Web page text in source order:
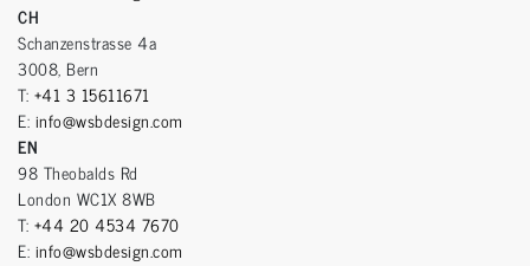
CH
Schanzenstrasse 4a
3008, Bern
T: +41 3 15611671
E: info@wsbdesign.com
EN
98 Theobalds Rd
London WC1X 8WB
T: +44 20 4534 7670
E: info@wsbdesign.com